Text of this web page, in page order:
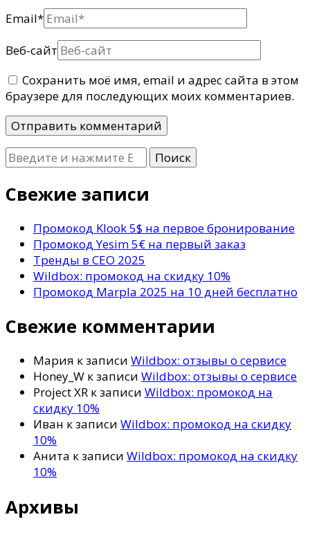
Email*
Веб-сайт
Сохранить моё имя, email и адрес сайта в этом
браузере для последующих моих комментариев.
Ищите
что-
то?
Свежие записи
Промокод Klook 5$ на первое бронирование
Промокод Yesim 5€ на первый заказ
Тренды в СЕО 2025
Wildbox: промокод на скидку 10%
Промокод Marpla 2025 на 10 дней бесплатно
Свежие комментарии
Мария к записи Wildbox: отзывы о сервисе
Honey_W к записи Wildbox: отзывы о сервисе
Project XR к записи Wildbox: промокод на
скидку 10%
Иван к записи Wildbox: промокод на скидку
10%
Анита к записи Wildbox: промокод на скидку
10%
Архивы